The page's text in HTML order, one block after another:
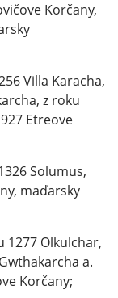
Korčany,
Villa Karacha,
z roku
Etreove
Solumus,
maďarsky
1277 Olkulchar,
a.
Korčany;